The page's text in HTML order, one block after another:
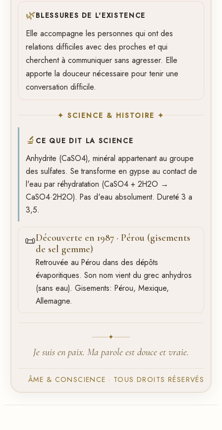
🌿BLESSURES DE L'EXISTENCE
Elle accompagne les personnes qui ont des
relations difficiles avec des proches et qui
cherchent à communiquer sans agresser. Elle
apporte la douceur nécessaire pour tenir une
conversation difficile.
✦ SCIENCE & HISTOIRE ✦
🔬 CE QUE DIT LA SCIENCE
Anhydrite (CaSO4), minéral appartenant au groupe
des sulfates. Se transforme en gypse au contact de
l'eau par réhydratation (CaSO4 + 2H2O →
CaSO4·2H2O). Pas d'eau absolument. Dureté 3 a
3,5.
📜Découverte en 1987 · Pérou (gisements
de sel gemme)
Retrouvée au Pérou dans des dépôts
évaporitiques. Son nom vient du grec anhydros
(sans eau). Gisements: Pérou, Mexique,
Allemagne.
✦
Je suis en paix. Ma parole est douce et vraie.
ÂME & CONSCIENCE · TOUS DROITS RÉSERVÉS